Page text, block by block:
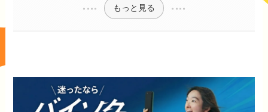
もっと見る